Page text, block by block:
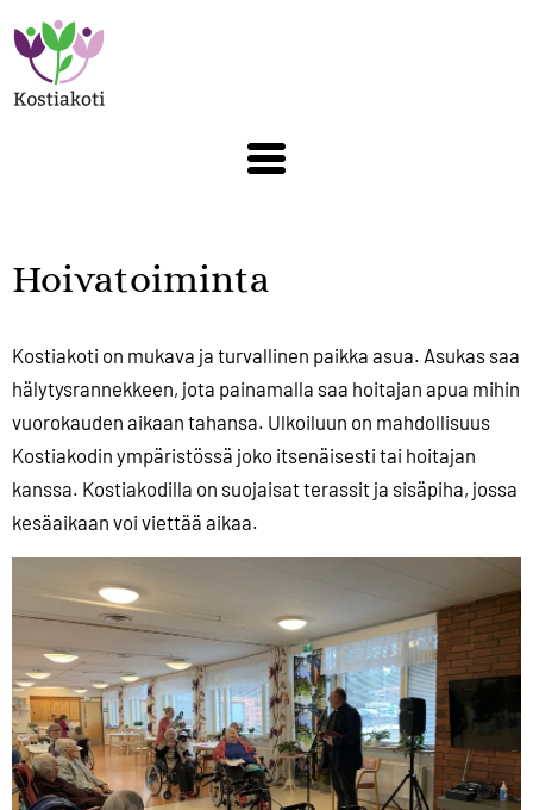
Hyppää
pääsisältöön
Hoivatoiminta
Kostiakoti on mukava ja turvallinen paikka asua. Asukas saa
hälytysrannekkeen, jota painamalla saa hoitajan apua mihin
vuorokauden aikaan tahansa. Ulkoiluun on mahdollisuus
Kostiakodin ympäristössä joko itsenäisesti tai hoitajan
kanssa. Kostiakodilla on suojaisat terassit ja sisäpiha, jossa
kesäaikaan voi viettää aikaa.